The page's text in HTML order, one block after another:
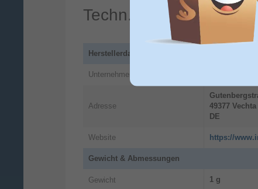
Techn. Details
Herstellerdaten
Unternehmen
Adresse
49377 Vechta
DE
Website https://
Gewicht & Abmessungen
Gewicht 1 g